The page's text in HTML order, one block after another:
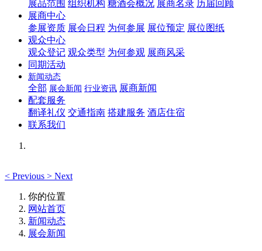
展品范围 组织机构 糖酒会概况 展商名录 历届回顾
展商中心
参展资质 展会日程 为何参展 展位预定 展位图纸
观众中心
观众登记 观众类型 为何参观 展商风采
同期活动
新闻动态
全部 展会新闻 行业资讯 展商新闻
配套服务
翻译礼仪 交通指南 搭建服务 酒店住宿
联系我们
< Previous > Next
你的位置
网站首页
新闻动态
展会新闻